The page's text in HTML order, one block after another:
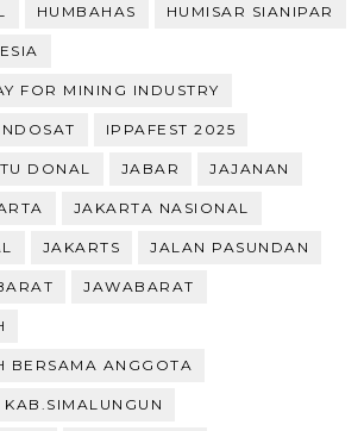
HUMBAHAS HUMISAR SIANIPAR
FOR MINING INDUSTRY
IPPAFEST 2025
DONAL JABAR JAJANAN
JAKARTA NASIONAL
JAKARTS JALAN PASUNDAN
JAWABARAT
BERSAMA ANGGOTA
KAB.SIMALUNGUN